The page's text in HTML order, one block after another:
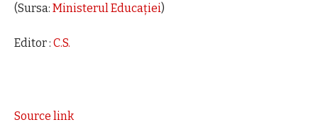
(Sursa: Ministerul Educației)
Editor : C.S.
Source link